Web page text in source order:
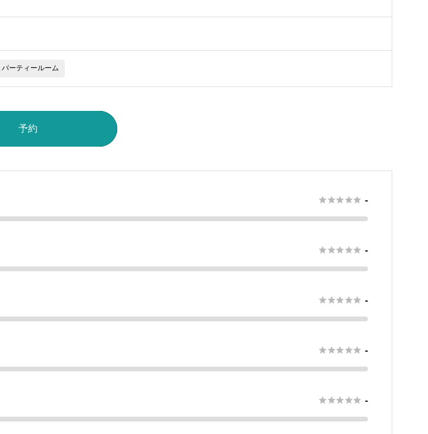
パーティールーム
予約
 -
 -
 -
 -
 -